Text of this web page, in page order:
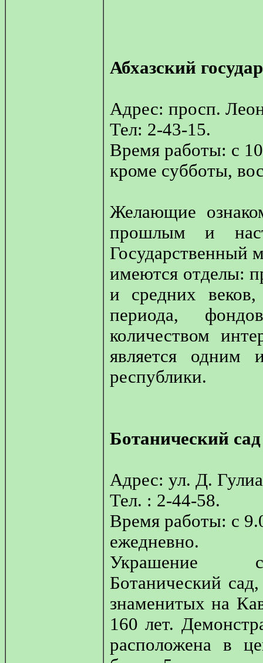
Абхазский
Адрес: просп.
Тел: 2-43-15.
Время работы: с
кроме субботы,
Желающие
прошлым и
Государственный
имеются отделы:
и средних веков,
периода,
количеством
является одним
республики.
Ботанический сад
Адрес: ул. Д.
Тел. : 2-44-58.
Время работы: с
ежедневно.
Украшение
Ботанический
знаменитых на
160 лет.
расположена в